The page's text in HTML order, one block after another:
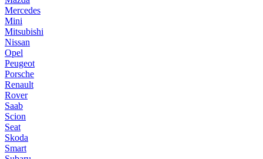
Mercedes
Mini
Mitsubishi
Nissan
Opel
Peugeot
Porsche
Renault
Rover
Saab
Scion
Seat
Skoda
Smart